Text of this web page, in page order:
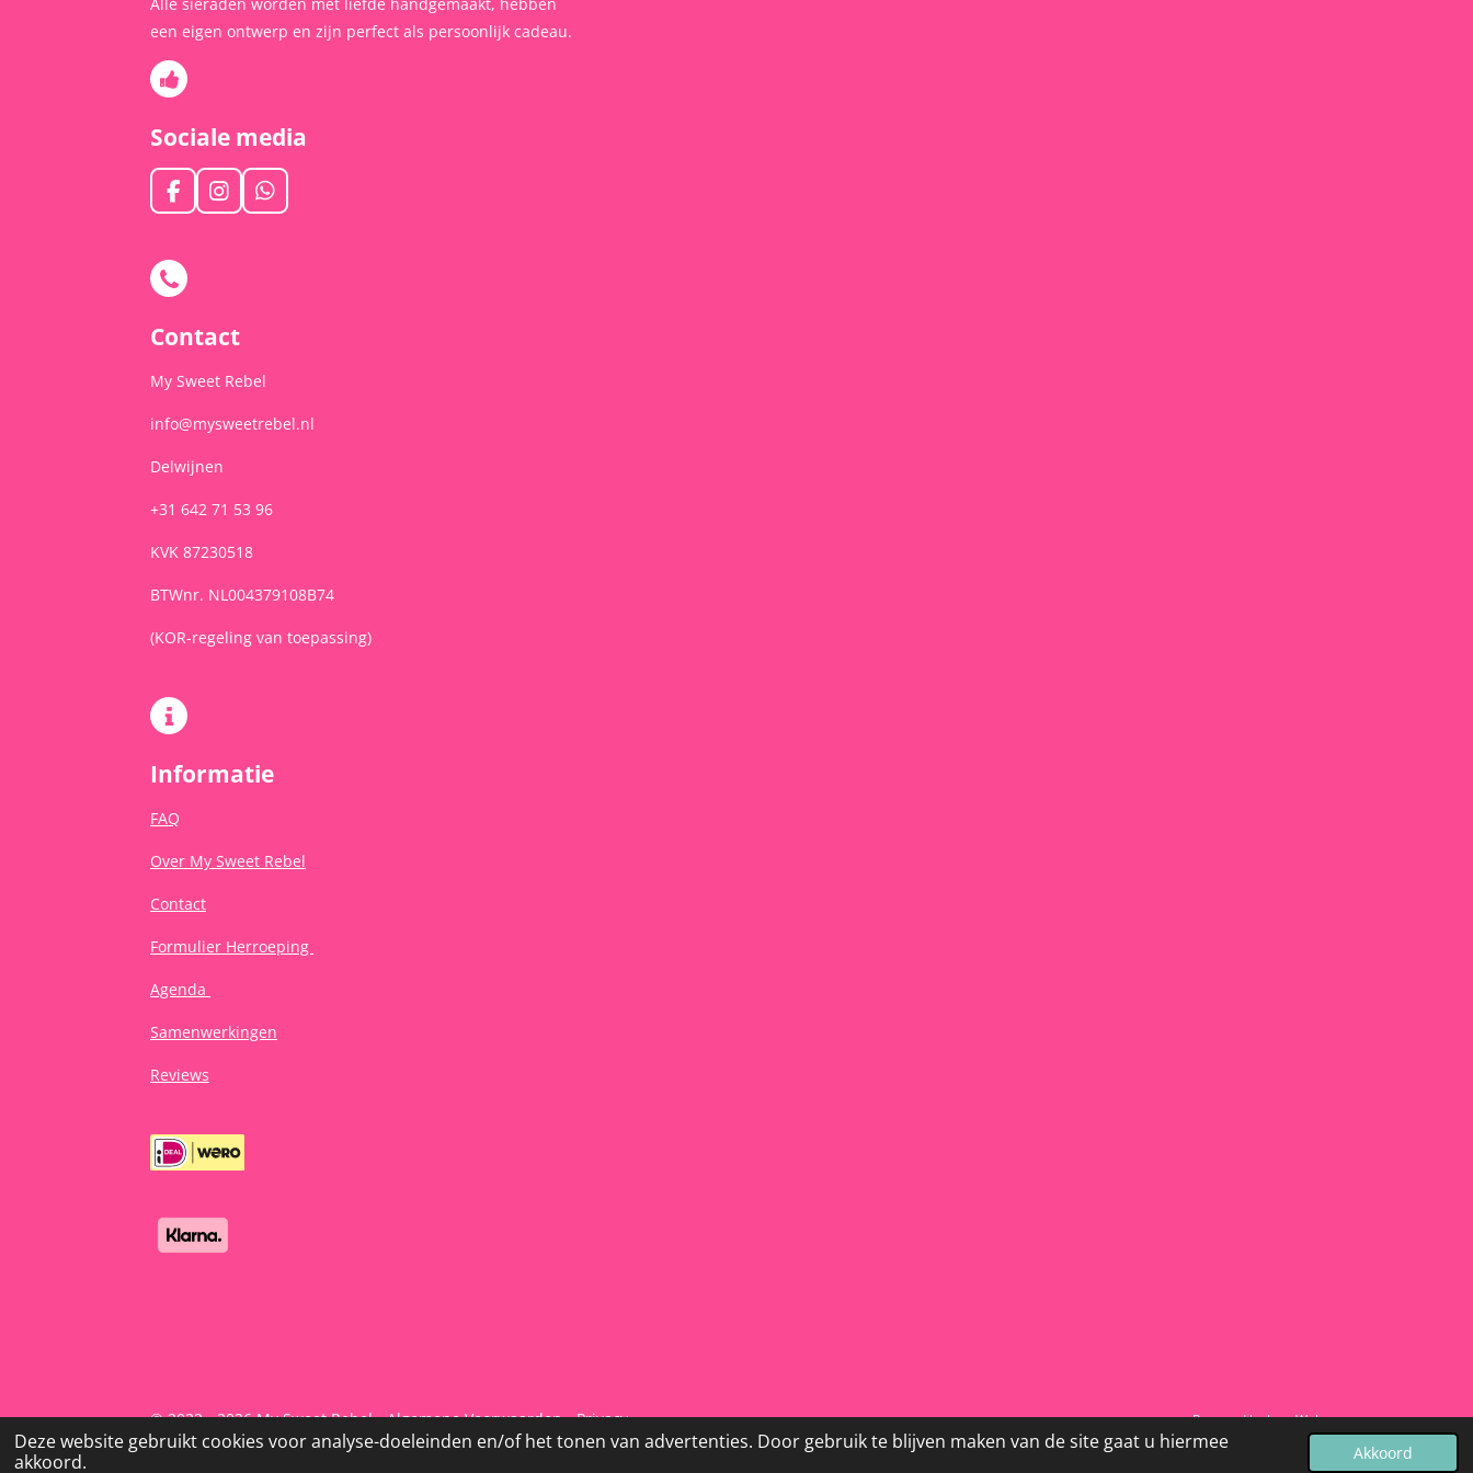
Deze website gebruikt cookies voor analyse-doeleinden en/of het tonen van advertenties. Door gebruik te blijven maken van de site gaat u hiermee
akkoord.
Akkoord
Alle sieraden worden met liefde handgemaakt, hebben
een eigen ontwerp en zijn perfect als persoonlijk cadeau.
Sociale media
F
a
e
b
o
k
I
n
a
W
h
Contact
My Sweet Rebel
info@mysweetrebel.nl
Delwijnen
+31 642 71 53 96
KVK 87230518
BTWnr. NL004379108B74
(KOR-regeling van toepassing)
Informatie
FAQ
Over My Sweet Rebel
Contact
Formulier Herroeping
Agenda
Samenwerkingen
Reviews
© 2022 - 2026 My Sweet Rebel - Algemene Voorwaarden-Privacy Powered byJouwWeb